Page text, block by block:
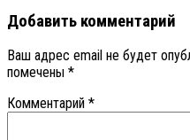
Добавить комментарий
Ваш адрес email не будет
помечены *
Комментарий *